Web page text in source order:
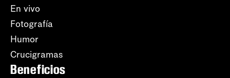
En vivo
Fotografía
Humor
Crucigramas
Beneficios